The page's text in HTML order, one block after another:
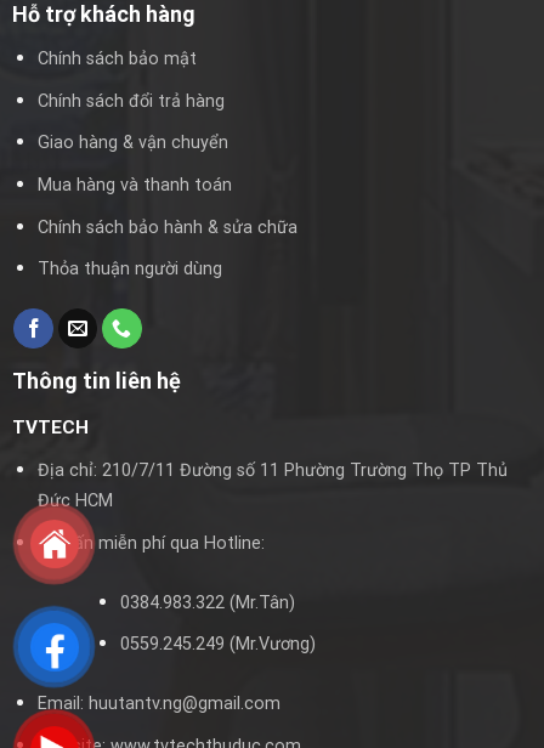
Hỗ trợ khách hàng
Chính sách bảo mật
Chính sách đổi trả hàng
Giao hàng & vận chuyển
Mua hàng và thanh toán
Chính sách bảo hành & sửa chữa
Thỏa thuận người dùng
Thông tin liên hệ
TVTECH
Địa chỉ: 210/7/11 Đường số 11 Phường Trường Thọ TP Thủ
Đức HCM
Tư vấn miễn phí qua Hotline:
0384.983.322 (Mr.Tân)
0559.245.249 (Mr.Vương)
Email: huutantv.ng@gmail.com